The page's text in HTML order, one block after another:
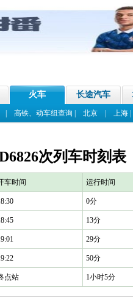
火车 长途汽车
高铁、动车组查询 北京| 上海
次列车时刻表
车时间 运行时间
0分
13分
29分
50分
点站 1小时5分